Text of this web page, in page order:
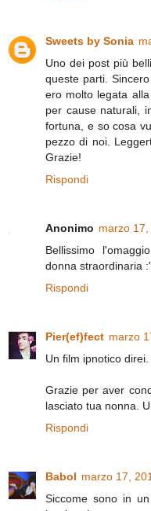
Sweets by Sonia
Uno dei post più
queste parti.
ero molto legata
per cause naturali,
fortuna, e so cosa
pezzo di noi.
Grazie!
Rispondi
Anonimo marzo
Bellissimo
donna straordinaria
Rispondi
Pier(ef)fect marzo
Un film ipnotico direi.
Grazie per aver
lasciato tua nonna.
Rispondi
Babol marzo 17,
Siccome sono in